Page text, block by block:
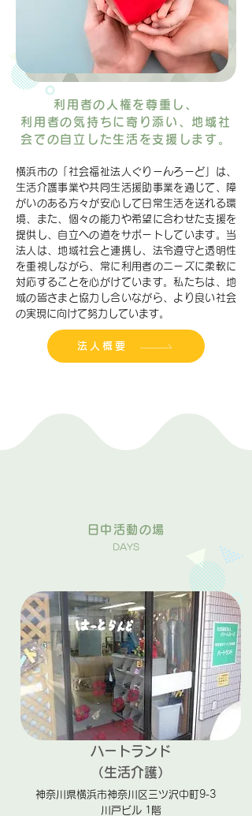
利用者の人権を尊重し、
利用者の気持ちに寄り添い、地域社
会での自立した生活を支援します。
横浜市の「社会福祉法人ぐりーんろーど」は、
生活介護事業や共同生活援助事業を通じて、障
がいのある方々が安心して日常生活を送れる環
境、また、個々の能力や希望に合わせた支援を
提供し、自立への道をサポートしています。当
法人は、地域社会と連携し、法令遵守と透明性
を重視しながら、常に利用者のニーズに柔軟に
対応することを心がけています。私たちは、地
域の皆さまと協力し合いながら、より良い社会
の実現に向けて努力しています。
法人概要
DAYS
日中活動の場
ハートランド
（生活介護）
神奈川県横浜市神奈川区三ツ沢中町9-3
川戸ビル 1階